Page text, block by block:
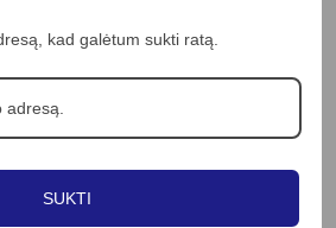
Peržiūrėti
kad galėtum sukti ratą.
SUKTI